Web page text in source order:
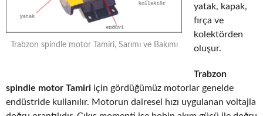
Trabzon spindle motor Tamiri, Sarımı ve Bakımı
yatak, kapak,
fırça ve
kolektörden
oluşur.
Trabzon
spindle motor Tamiri için gördüğümüz motorlar genelde
endüstride kullanılır. Motorun dairesel hızı uygulanan voltajla